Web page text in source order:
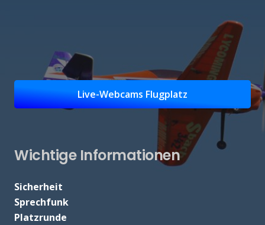
Live-Webcams Flugplatz
Wichtige Informationen
Sicherheit
Sprechfunk
Platzrunde